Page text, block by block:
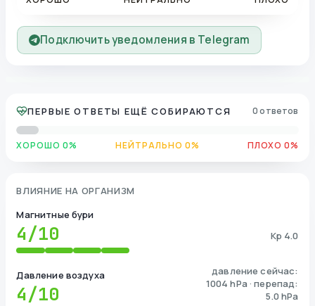
Подключить уведомления в Telegram
ПЕРВЫЕ ОТВЕТЫ ЕЩЁ СОБИРАЮТСЯ 0 ответов
ХОРОШО 0% НЕЙТРАЛЬНО 0% ПЛОХО 0%
ВЛИЯНИЕ НА ОРГАНИЗМ
Магнитные бури
4/10 Kp 4.0
Давление воздуха
4/10
давление сейчас:
1004 hPa · перепад:
5.0 hPa